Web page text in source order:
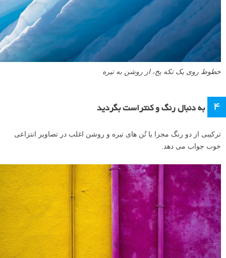
خطوط روی یک تکه یخ، از روشن به تیره
۴ به دنبال رنگ و کنتراست بگردید
ترکیبی از دو رنگ مجزا یا تُن های تیره و روشن اغلب در تصاویر انتزاعی
خوب جواب می دهد.